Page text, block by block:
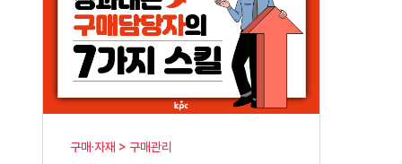
구매·자재 > 구매관리